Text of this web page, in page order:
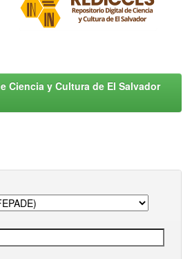
Ciencia y Cultura de El Salvador